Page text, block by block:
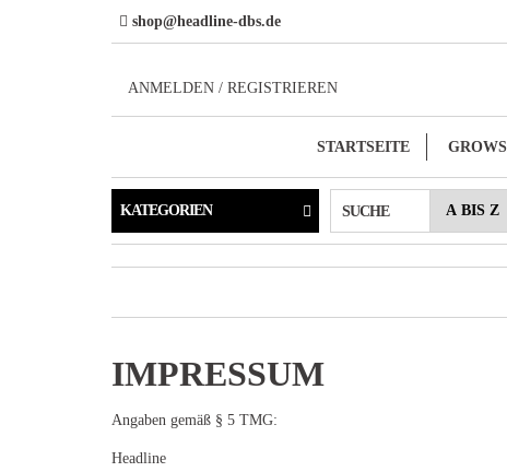
shop@headline-dbs.de
ANMELDEN / REGISTRIEREN
STARTSEITE
KATEGORIEN SUCHE
IMPRESSUM
Angaben gemäß § 5 TMG:
Headline